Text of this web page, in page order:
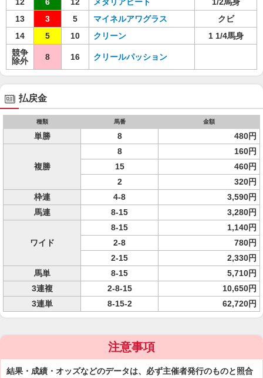
13
3 5 マイネルアワグラス
クビ
14
5 10 クリーン
1 1/4馬身
競争
除外
8 16 クリールパッション
払戻金
種類 馬番 金額
単勝 8 480円
複勝
8
160円
15
460円
2
320円
枠連
4-8
3,590円
馬連
8-15 3,280円
ワイド
8-15
1,140円
2-8
780円
2-15
2,330円
馬単
8-15
5,710円
3連複
2-8-15
10,650円
3連単
8-15-2 62,720円
注意事項
結果・成績・オッズなどのデータは、必ず主催者発行のものと照合